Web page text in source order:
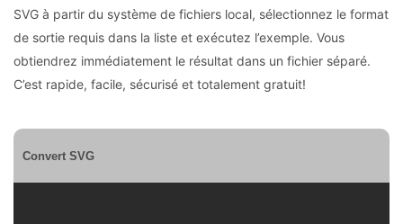
SVG à partir du système de fichiers local, sélectionnez le format
de sortie requis dans la liste et exécutez l’exemple. Vous
obtiendrez immédiatement le résultat dans un fichier séparé.
C’est rapide, facile, sécurisé et totalement gratuit!
Convert SVG